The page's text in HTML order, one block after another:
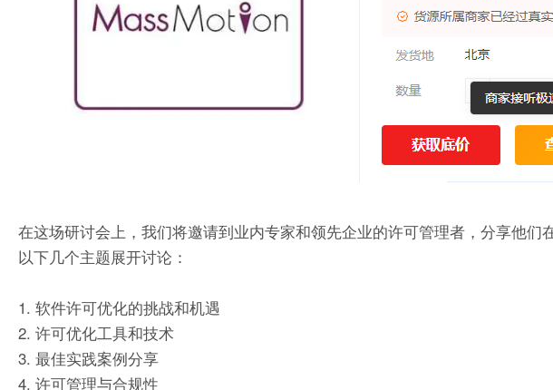
在这场研讨会上，我们将邀请到业内专家和领先企业的许可管理者，分享他
以下几个主题展开讨论：
1. 软件许可优化的挑战和机遇
2. 许可优化工具和技术
3. 最佳实践案例分享
4. 许可管理与合规性